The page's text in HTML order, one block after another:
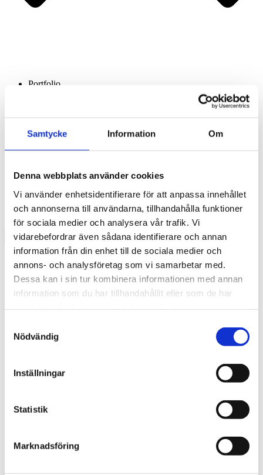
Samtycke Information Om
Denna webbplats använder cookies
Vi använder enhetsidentifierare för att anpassa innehållet
och annonserna till användarna, tillhandahålla funktioner
för sociala medier och analysera vår trafik. Vi
vidarebefordrar även sådana identifierare och annan
information från din enhet till de sociala medier och
annons- och analysföretag som vi samarbetar med.
Dessa kan i sin tur kombinera informationen med annan
information som du har tillhandahållit eller som de har
Nödvändig
Inställningar
Statistik
Marknadsföring
Portfolio
Contact
Search